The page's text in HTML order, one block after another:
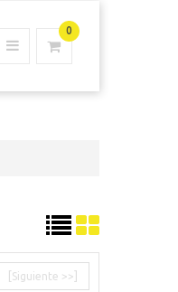
0
[Siguiente >>]